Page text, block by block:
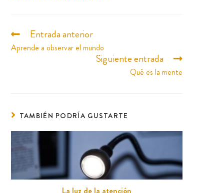
Entrada anterior
Aprende a observar el mundo
Siguiente entrada
Qué es la mente
TAMBIÉN PODRÍA GUSTARTE